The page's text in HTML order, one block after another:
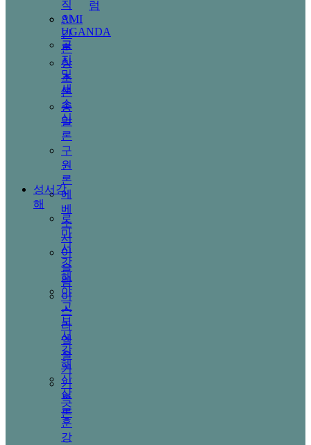
럼
AMI
UGANDA
공
지
및
새
소
식
직
인
간
론
창
조
론
종
말
론
구
원
론
에
베
소
서
이
슬
람
이
스
라
엘
절
기
기
독
론
성서강
해
로
마
서
강
해
야
고
보
서
강
해
산
상
수
훈
강